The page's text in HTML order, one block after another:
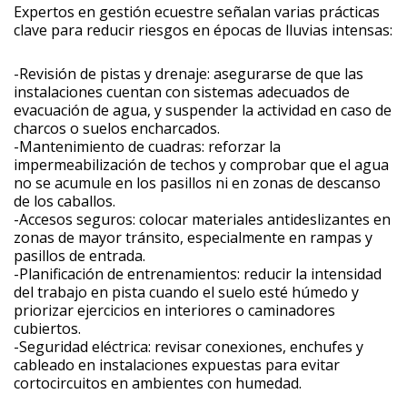
Expertos en gestión ecuestre señalan varias prácticas
clave para reducir riesgos en épocas de lluvias intensas:
-Revisión de pistas y drenaje: asegurarse de que las
instalaciones cuentan con sistemas adecuados de
evacuación de agua, y suspender la actividad en caso de
charcos o suelos encharcados.
-Mantenimiento de cuadras: reforzar la
impermeabilización de techos y comprobar que el agua
no se acumule en los pasillos ni en zonas de descanso
de los caballos.
-Accesos seguros: colocar materiales antideslizantes en
zonas de mayor tránsito, especialmente en rampas y
pasillos de entrada.
-Planificación de entrenamientos: reducir la intensidad
del trabajo en pista cuando el suelo esté húmedo y
priorizar ejercicios en interiores o caminadores
cubiertos.
-Seguridad eléctrica: revisar conexiones, enchufes y
cableado en instalaciones expuestas para evitar
cortocircuitos en ambientes con humedad.